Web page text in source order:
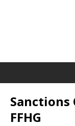
Sanctions
FFHG